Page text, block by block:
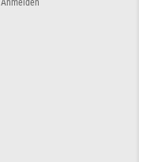
Anmelden